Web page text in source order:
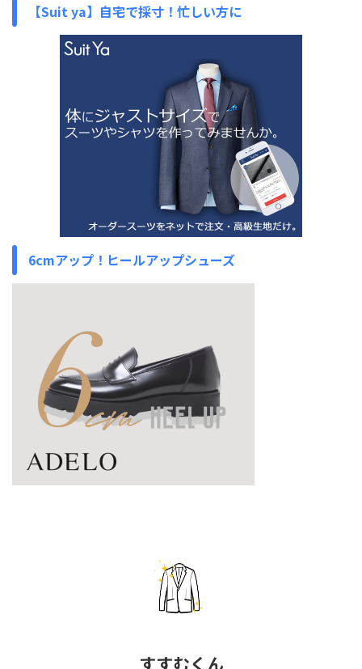
【Suit ya】自宅で採寸！忙しい方に
6cmアップ！ヒールアップシューズ
すすむくん